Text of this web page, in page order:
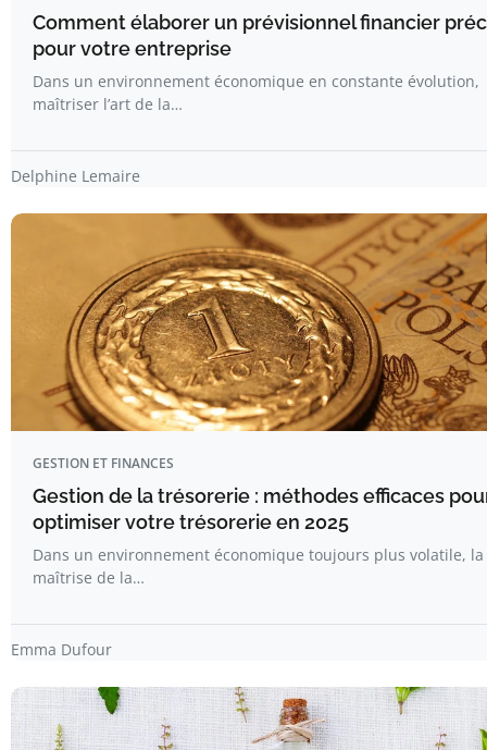
Comment élaborer un prévisionnel financier
pour votre entreprise
Dans un environnement économique en constante évolution,
maîtriser l’art de la…
Delphine Lemaire
GESTION ET FINANCES
Gestion de la trésorerie : méthodes efficaces
optimiser votre trésorerie en 2025
Dans un environnement économique toujours plus volatile, la
maîtrise de la…
Emma Dufour